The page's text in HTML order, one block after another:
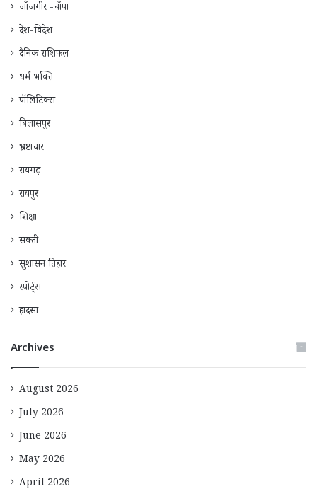
जाँजगीर -चाँपा
देश-विदेश
दैनिक राशिफ़ल
धर्म भक्ति
पॉलिटिक्स
बिलासपुर
भ्रष्टाचार
रायगढ़
रायपुर
शिक्षा
सक्ती
सुशासन तिहार
स्पोर्ट्स
हादसा
Archives
August 2026
July 2026
June 2026
May 2026
April 2026